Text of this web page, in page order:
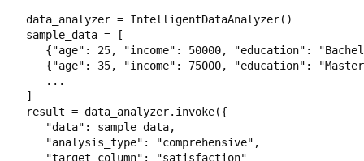
data_analyzer = IntelligentDataAnalyzer()
sample_data = [
{"age": 25, "income": 50000, "education":
{"age": 35, "income": 75000, "education":
   ...
]
result = data_analyzer.invoke({
   "data": sample_data,
   "analysis_type": "comprehensive",
   "target_column": "satisfaction"